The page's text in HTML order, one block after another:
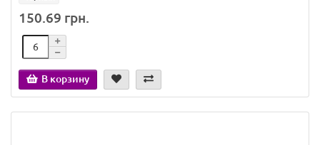
150.69 грн.
В корзину